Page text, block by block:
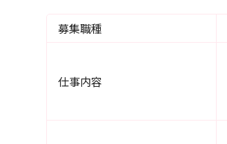
募集職種
仕事内容